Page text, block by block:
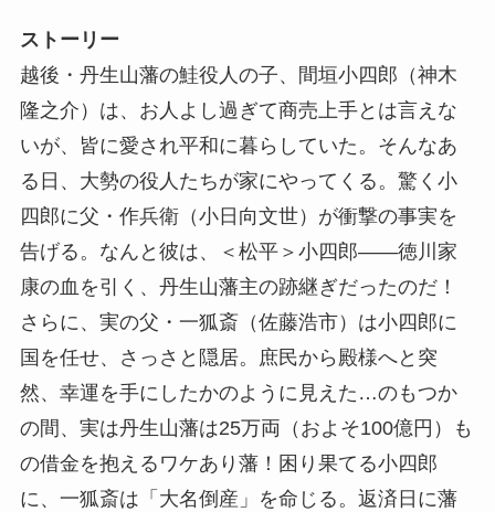
ストーリー
越後・丹生山藩の鮭役人の子、間垣小四郎（神木
隆之介）は、お人よし過ぎて商売上手とは言えな
いが、皆に愛され平和に暮らしていた。そんなあ
る日、大勢の役人たちが家にやってくる。驚く小
四郎に父・作兵衛（小日向文世）が衝撃の事実を
告げる。なんと彼は、＜松平＞小四郎――徳川家
康の血を引く、丹生山藩主の跡継ぎだったのだ！
さらに、実の父・一狐斎（佐藤浩市）は小四郎に
国を任せ、さっさと隠居。庶民から殿様へと突
然、幸運を手にしたかのように見えた…のもつか
の間、実は丹生山藩は25万両（およそ100億円）も
の借金を抱えるワケあり藩！困り果てる小四郎
に、一狐斎は「大名倒産」を命じる。返済日に藩